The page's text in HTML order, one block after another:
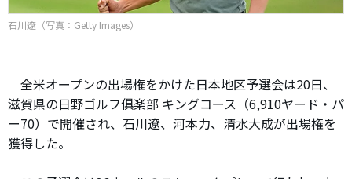
石川遼（写真：Getty Images）
全米オープンの出場権をかけた日本地区予選会は20日、
滋賀県の日野ゴルフ俱楽部 キングコース（6,910ヤード・パ
ー70）で開催され、石川遼、河本力、清水大成が出場権を
獲得した。